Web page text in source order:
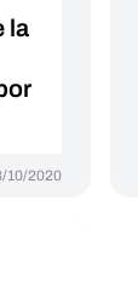
la
10/2020